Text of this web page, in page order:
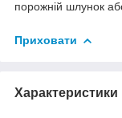
порожній шлунок або
Приховати
Характеристики